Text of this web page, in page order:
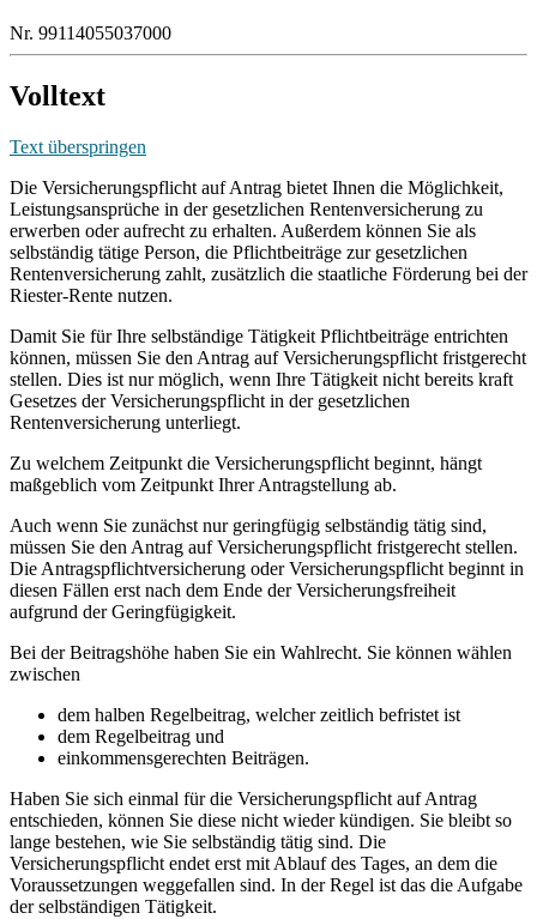
Nr. 99114055037000
Volltext
Text überspringen
Die Versicherungspflicht auf Antrag bietet Ihnen die Möglichkeit,
Leistungsansprüche in der gesetzlichen Rentenversicherung zu
erwerben oder aufrecht zu erhalten. Außerdem können Sie als
selbständig tätige Person, die Pflichtbeiträge zur gesetzlichen
Rentenversicherung zahlt, zusätzlich die staatliche Förderung bei der
Riester-Rente nutzen.
Damit Sie für Ihre selbständige Tätigkeit Pflichtbeiträge entrichten
können, müssen Sie den Antrag auf Versicherungspflicht fristgerecht
stellen. Dies ist nur möglich, wenn Ihre Tätigkeit nicht bereits kraft
Gesetzes der Versicherungspflicht in der gesetzlichen
Rentenversicherung unterliegt.
Zu welchem Zeitpunkt die Versicherungspflicht beginnt, hängt
maßgeblich vom Zeitpunkt Ihrer Antragstellung ab.
Auch wenn Sie zunächst nur geringfügig selbständig tätig sind,
müssen Sie den Antrag auf Versicherungspflicht fristgerecht stellen.
Die Antragspflichtversicherung oder Versicherungspflicht beginnt in
diesen Fällen erst nach dem Ende der Versicherungsfreiheit
aufgrund der Geringfügigkeit.
Bei der Beitragshöhe haben Sie ein Wahlrecht. Sie können wählen
zwischen
dem halben Regelbeitrag, welcher zeitlich befristet ist
dem Regelbeitrag und
einkommensgerechten Beiträgen.
Haben Sie sich einmal für die Versicherungspflicht auf Antrag
entschieden, können Sie diese nicht wieder kündigen. Sie bleibt so
lange bestehen, wie Sie selbständig tätig sind. Die
Versicherungspflicht endet erst mit Ablauf des Tages, an dem die
Voraussetzungen weggefallen sind. In der Regel ist das die Aufgabe
der selbständigen Tätigkeit.